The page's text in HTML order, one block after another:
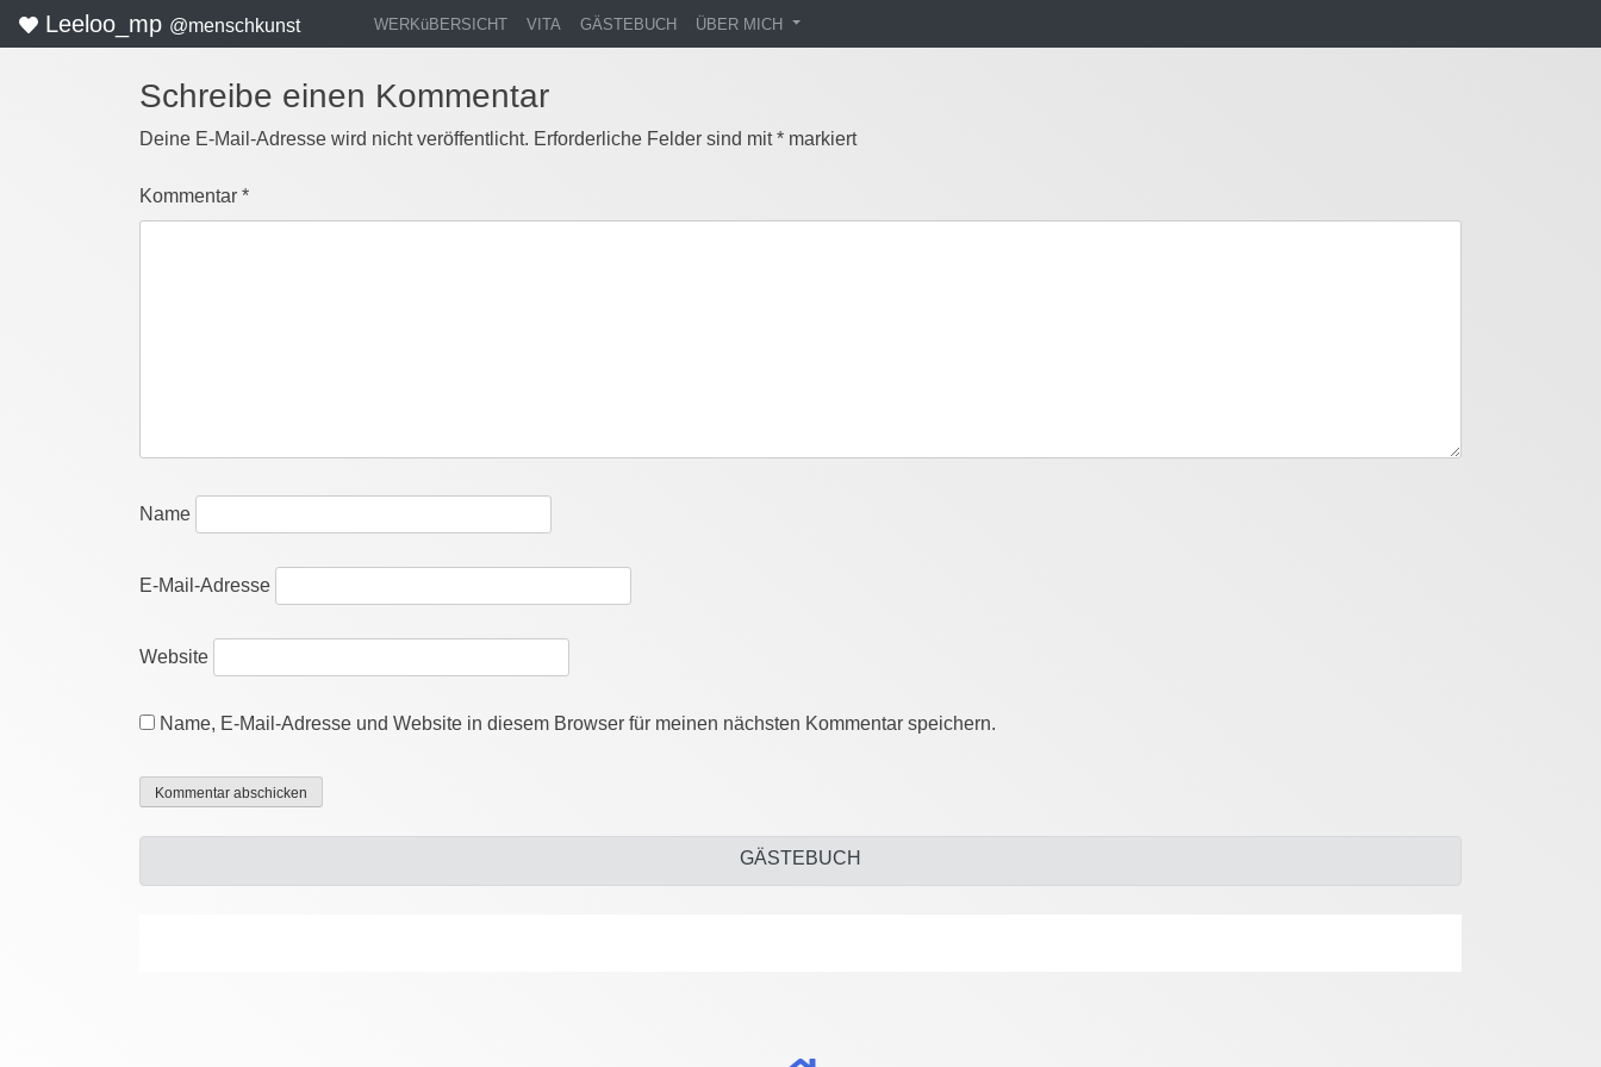
Leeloo_mp @menschkunst WERKüBERSICHT VITA GÄSTEBUCH ÜBER MICH
Schreibe einen Kommentar
Deine E-Mail-Adresse wird nicht veröffentlicht. Erforderliche Felder sind mit* markiert
Kommentar *
Name
E-Mail-Adresse
Website
Name, E-Mail-Adresse und Website in diesem Browser für meinen nächsten Kommentar speichern.
GÄSTEBUCH